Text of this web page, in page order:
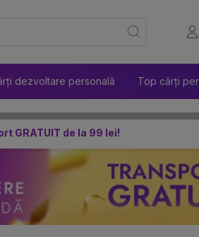
dezvoltare personală Top cărți
GRATUIT de la 99 lei!